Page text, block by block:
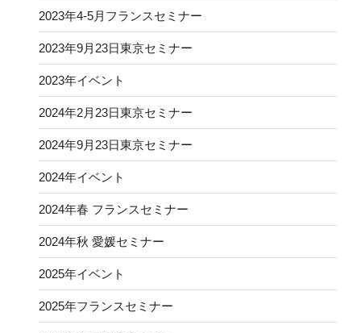
2023年4-5月フランスセミナー
2023年9月23日東京セミナー
2023年イベント
2024年2月23日東京セミナー
2024年9月23日東京セミナー
2024年イベント
2024年春 フランスセミナー
2024年秋 愛媛セミナー
2025年イベント
2025年フランスセミナー